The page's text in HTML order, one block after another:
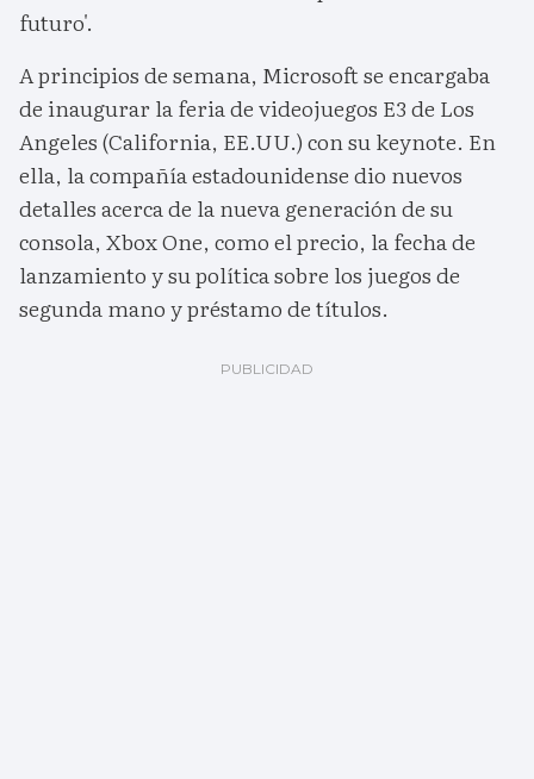
futuro'.
A principios de semana, Microsoft se encargaba
de inaugurar la feria de videojuegos E3 de Los
Angeles (California, EE.UU.) con su keynote. En
ella, la compañía estadounidense dio nuevos
detalles acerca de la nueva generación de su
consola, Xbox One, como el precio, la fecha de
lanzamiento y su política sobre los juegos de
segunda mano y préstamo de títulos.